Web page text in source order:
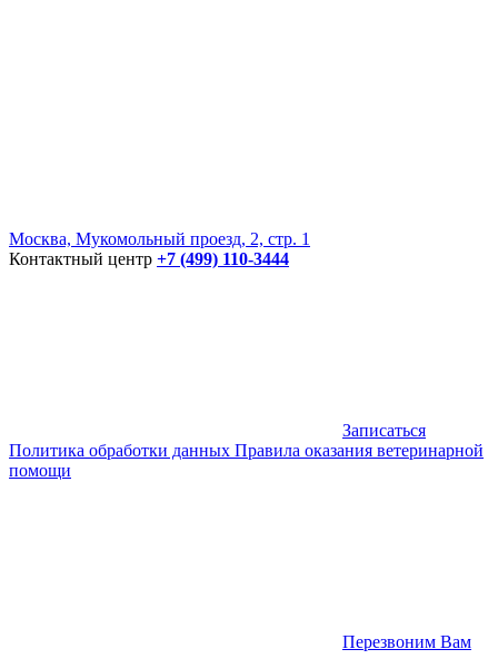
Москва, Мукомольный проезд, 2, стр. 1
Контактный центр +7 (499) 110-3444
Записаться
Политика обработки данных Правила оказания ветеринарной
помощи
Перезвоним Вам